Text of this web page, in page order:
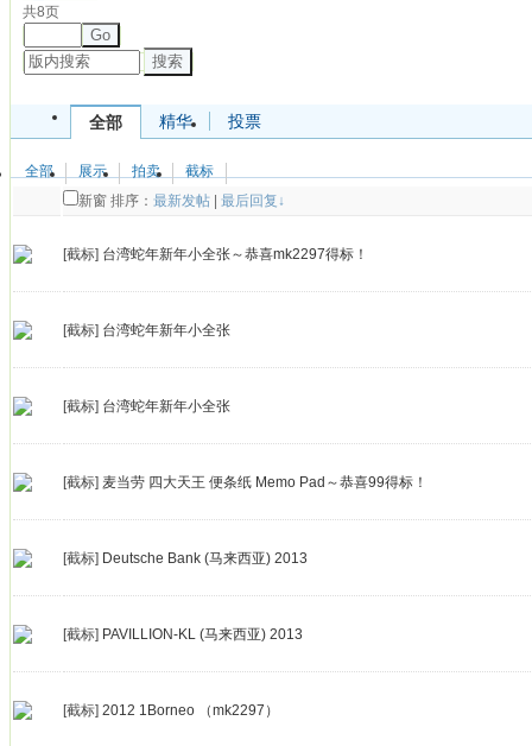
共8页
Go
搜索
全部 精华 投票
全部 展示 拍卖
截标
新窗 排序： 最新发帖 最后回复↓
[截标] 台湾蛇年新年小全张～恭喜mk2297得标！
[截标] 台湾蛇年新年小全张
[截标] 台湾蛇年新年小全张
[截标] 麦当劳 四大天王 便条纸 Memo Pad～恭喜99得标！
[截标] Deutsche Bank (马来西亚) 2013
[截标] PAVILLION-KL (马来西亚) 2013
[截标] 2012 1Borneo （mk2297）